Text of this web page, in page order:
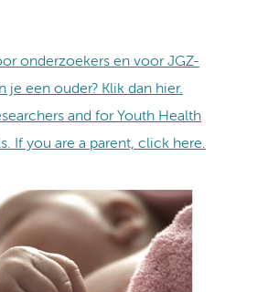
onderzoekers en voor JGZ-
je een ouder? Klik dan hier.
and for Youth Health
If you are a parent, click here.